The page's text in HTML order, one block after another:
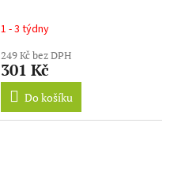
1 - 3 týdny
249 Kč bez DPH
301 Kč
Do košíku